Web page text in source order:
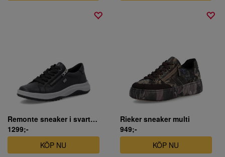
Remonte sneaker i svart skinn
1299;-
KÖP NU
Rieker sneaker multi
949;-
KÖP NU